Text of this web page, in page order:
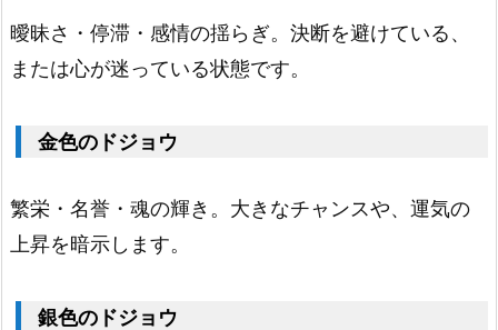
ジ
ョ
1.
灰
色
曖昧さ・停滞・感情の揺らぎ。決断を避けている、
または心が迷っている状態です。
金色のドジョウ
繁栄・名誉・魂の輝き。大きなチャンスや、運気の
上昇を暗示します。
銀色のドジョウ